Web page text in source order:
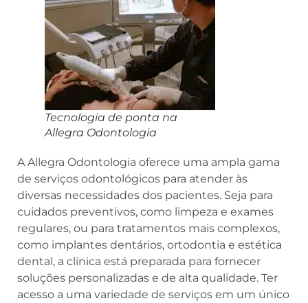
Tecnologia de ponta na
Allegra Odontologia
A Allegra Odontologia oferece uma ampla gama
de serviços odontológicos para atender às
diversas necessidades dos pacientes. Seja para
cuidados preventivos, como limpeza e exames
regulares, ou para tratamentos mais complexos,
como implantes dentários, ortodontia e estética
dental, a clínica está preparada para fornecer
soluções personalizadas e de alta qualidade. Ter
acesso a uma variedade de serviços em um único